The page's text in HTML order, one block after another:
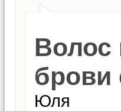
Волос
брови
Юля